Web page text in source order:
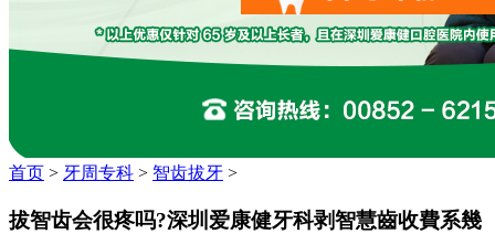
首页 > 牙周专科 > 智齿拔牙 >
拔智齿会很疼吗?深圳爱康健牙科剥智慧齒收費系幾